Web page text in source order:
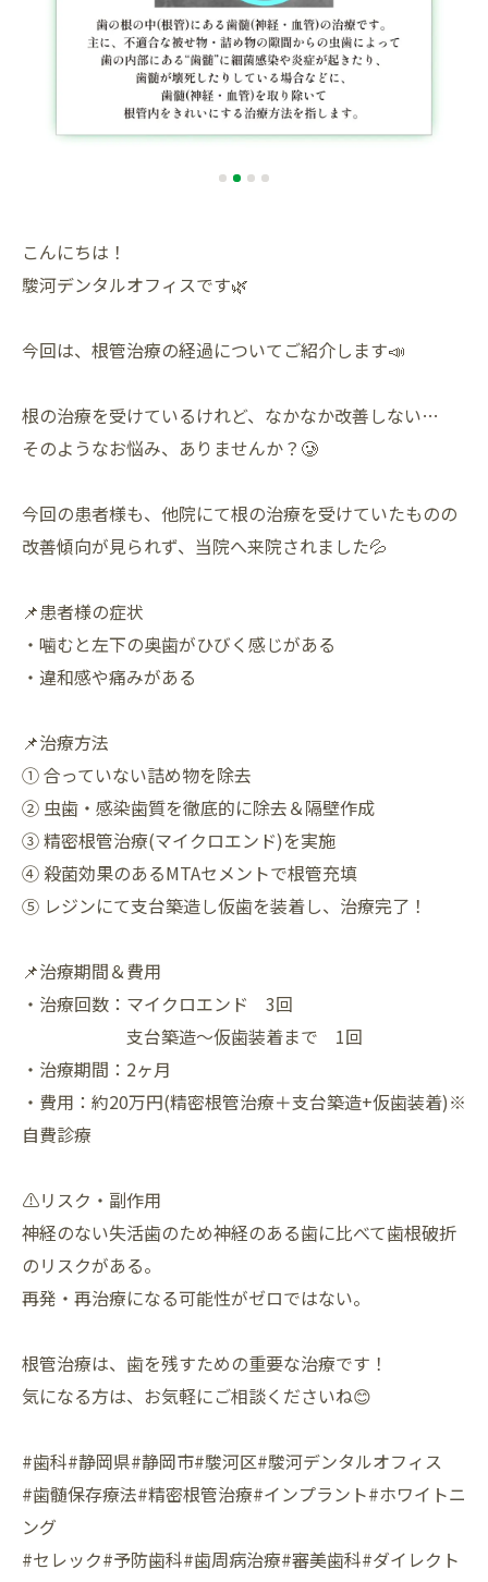
こんにちは！
駿河デンタルオフィスです🌿
今回は、根管治療の経過についてご紹介します📣
根の治療を受けているけれど、なかなか改善しない…
そのようなお悩み、ありませんか？🥲
今回の患者様も、他院にて根の治療を受けていたものの
改善傾向が見られず、当院へ来院されました💦
📌患者様の症状
・噛むと左下の奥歯がひびく感じがある
・違和感や痛みがある
📌治療方法
① 合っていない詰め物を除去
② 虫歯・感染歯質を徹底的に除去＆隔壁作成
③ 精密根管治療(マイクロエンド)を実施
④ 殺菌効果のあるMTAセメントで根管充填
⑤ レジンにて支台築造し仮歯を装着し、治療完了！
📌治療期間＆費用
・治療回数：マイクロエンド 3回
支台築造～仮歯装着まで 1回
・治療期間：2ヶ月
・費用：約20万円(精密根管治療＋支台築造+仮歯装着)※
自費診療
⚠リスク・副作用
神経のない失活歯のため神経のある歯に比べて歯根破折
のリスクがある。
再発・再治療になる可能性がゼロではない。
根管治療は、歯を残すための重要な治療です！
気になる方は、お気軽にご相談くださいね😊
#歯科#静岡県#静岡市#駿河区#駿河デンタルオフィス
#歯髄保存療法#精密根管治療#インプラント#ホワイトニ
ング
#セレック#予防歯科#歯周病治療#審美歯科#ダイレクト